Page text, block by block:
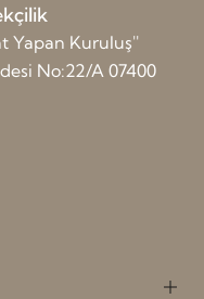
Yapan Kuruluş''
No:22/A 07400